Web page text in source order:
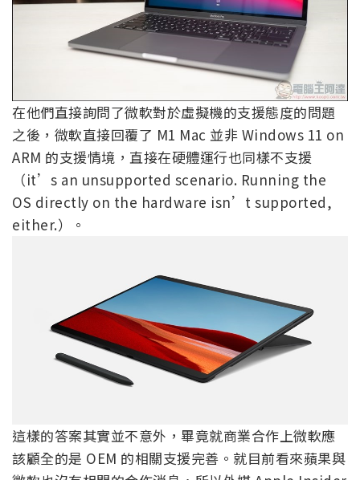
在他們直接詢問了微軟對於虛擬機的支援態度的問題
之後，微軟直接回覆了 M1 Mac 並非 Windows 11 on
ARM 的支援情境，直接在硬體運行也同樣不支援
（it’s an unsupported scenario. Running the
OS directly on the hardware isn’t supported,
either.）。
這樣的答案其實並不意外，畢竟就商業合作上微軟應
該顧全的是 OEM 的相關支援完善。就目前看來蘋果與